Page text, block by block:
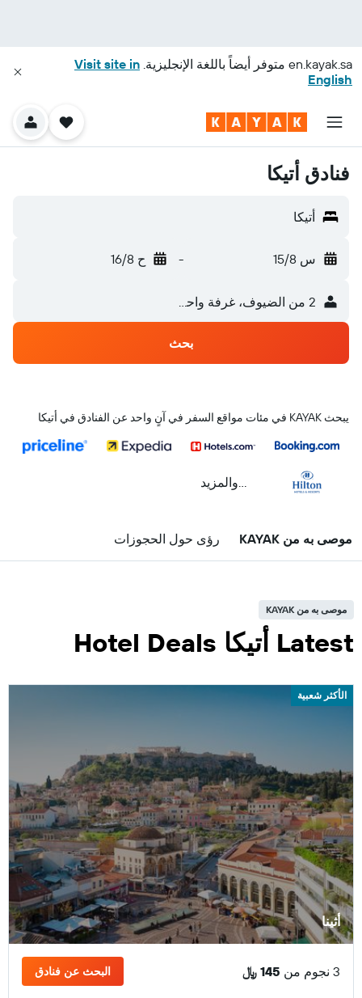
en.kayak.sa متوفر أيضاً باللغة الإنجليزية. Visit site in
English
فنادق أتيكا
أتيكا
س 15/8 - ح 16/8
2 من الضيوف، غرفة واحدة
بحث
يبحث KAYAK في مئات مواقع السفر في آنٍ واحد عن الفنادق في أتيكا
...والمزيد
موصى به من KAYAK رؤى حول الحجوزات
موصى به من KAYAK
Latest أتيكا Hotel Deals
الأكثر شعبية
أثينا
3 نجوم من 145 ﷼ البحث عن فنادق